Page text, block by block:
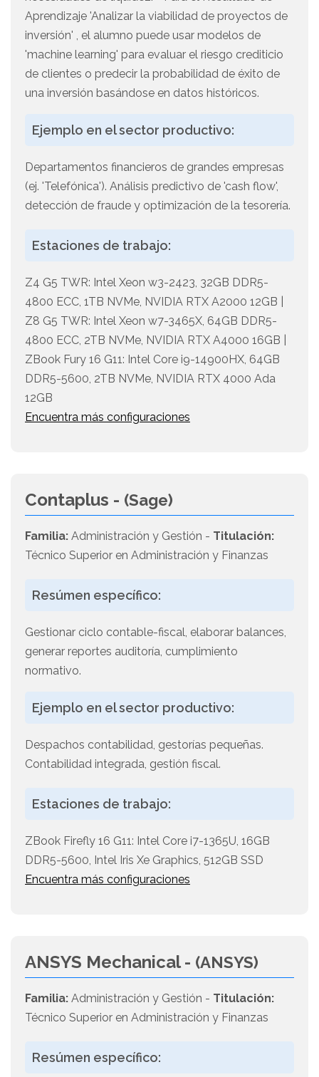
Aprendizaje 'Analizar la viabilidad de proyectos de
inversión' , el alumno puede usar modelos de
'machine learning' para evaluar el riesgo crediticio
de clientes o predecir la probabilidad de éxito de
una inversión basándose en datos históricos.
Ejemplo en el sector productivo:
Departamentos financieros de grandes empresas
(ej. 'Telefónica'). Análisis predictivo de 'cash flow',
detección de fraude y optimización de la tesorería.
Estaciones de trabajo:
Z4 G5 TWR: Intel Xeon w3-2423, 32GB DDR5-
4800 ECC, 1TB NVMe, NVIDIA RTX A2000 12GB |
Z8 G5 TWR: Intel Xeon w7-3465X, 64GB DDR5-
4800 ECC, 2TB NVMe, NVIDIA RTX A4000 16GB |
ZBook Fury 16 G11: Intel Core i9-14900HX, 64GB
DDR5-5600, 2TB NVMe, NVIDIA RTX 4000 Ada
12GB
Encuentra más configuraciones
Contaplus - (Sage)
Familia: Administración y Gestión - Titulación:
Técnico Superior en Administración y Finanzas
Resúmen específico:
Gestionar ciclo contable-fiscal, elaborar balances,
generar reportes auditoría, cumplimiento
normativo.
Ejemplo en el sector productivo:
Despachos contabilidad, gestorías pequeñas.
Contabilidad integrada, gestión fiscal.
Estaciones de trabajo:
ZBook Firefly 16 G11: Intel Core i7-1365U, 16GB
DDR5-5600, Intel Iris Xe Graphics, 512GB SSD
Encuentra más configuraciones
ANSYS Mechanical - (ANSYS)
Familia: Administración y Gestión - Titulación:
Técnico Superior en Administración y Finanzas
Resúmen específico: